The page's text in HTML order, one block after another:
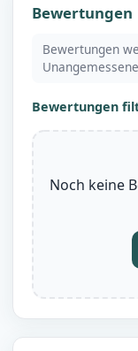
Bewertungen
Bewertungen
Bewertungen
Noch keine